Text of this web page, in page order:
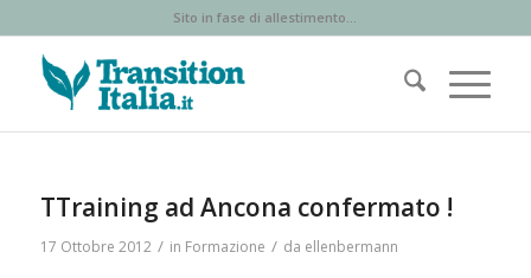
Sito in fase di allestimento...
TTraining ad Ancona confermato !
17 Ottobre 2012 / in Formazione / da ellenbermann